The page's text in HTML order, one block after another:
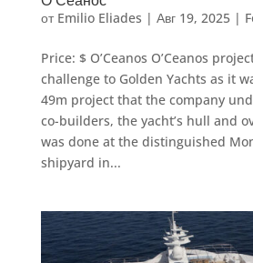
от Emilio Eliades | Авг 19, 2025|
Price: $ O’Ceanos O’Ceanos
challenge to Golden Yachts as it
49m project that the company
co-builders, the yacht’s hull and
was done at the distinguished
shipyard in...